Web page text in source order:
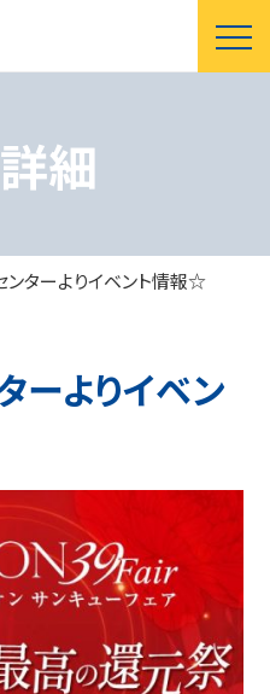
細
ターよりイベント情報☆
ーよりイベン